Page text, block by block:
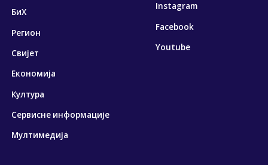
БиХ
Регион
Свијет
Економија
Култура
Сервисне информације
Мултимедија
Instagram
Facebook
Youtube